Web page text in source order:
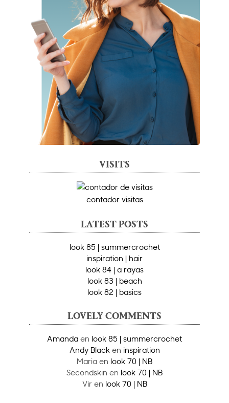
VISITS
contador visitas
LATEST POSTS
look 85 | summercrochet
inspiration | hair
look 84 | a rayas
look 83 | beach
look 82 | basics
LOVELY COMMENTS
Amanda en look 85 | summercrochet
Andy Blacken inspiration
Maria en look 70 | NB
Secondskin en look 70 | NB
Viren look 70 | NB